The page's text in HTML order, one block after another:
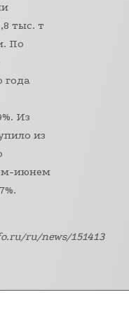
тыс. т
По
года
Из
из
июнем
ru/news/151413